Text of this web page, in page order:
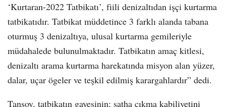
‘Kurtaran-2022 Tatbikatı’, fiili denizaltıdan işçi kurtarma
tatbikatıdır. Tatbikat müddetince 3 farklı alanda tabana
oturmuş 3 denizaltıya, ulusal kurtarma gemileriyle
müdahalede bulunulmaktadır. Tatbikatın amaç kitlesi,
denizaltı arama kurtarma harekatında misyon alan yüzer,
dalar, uçar ögeler ve teşkil edilmiş karargahlardır” dedi.
Tansoy, tatbikatın gayesinin; satha çıkma kabiliyetini